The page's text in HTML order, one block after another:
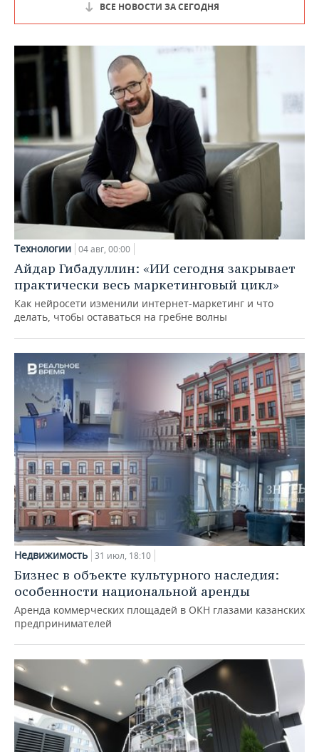
ВСЕ НОВОСТИ ЗА СЕГОДНЯ
Технологии 04 авг, 00:00
Айдар Гибадуллин: «ИИ сегодня закрывает
практически весь маркетинговый цикл»
Как нейросети изменили интернет-маркетинг и что
делать, чтобы оставаться на гребне волны
Недвижимость 31 июл, 18:10
Бизнес в объекте культурного наследия:
особенности национальной аренды
Аренда коммерческих площадей в ОКН глазами казанских
предпринимателей